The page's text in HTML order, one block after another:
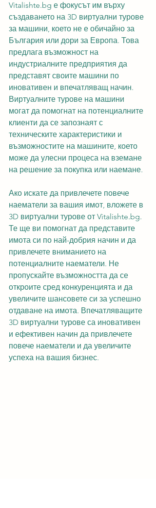
Vitalishte.bg е фокусът им върху
създаването на 3D виртуални турове
за машини, което не е обичайно за
България или дори за Европа. Това
предлага възможност на
индустриалните предприятия да
представят своите машини по
иновативен и впечатляващ начин.
Виртуалните турове на машини
могат да помогнат на потенциалните
клиенти да се запознаят с
техническите характеристики и
възможностите на машините, което
може да улесни процеса на вземане
на решение за покупка или наемане.
Ако искате да привлечете повече
наематели за вашия имот, вложете в
3D виртуални турове от Vitalishte.bg.
Те ще ви помогнат да представите
имота си по най-добрия начин и да
привлечете вниманието на
потенциалните наематели. Не
пропускайте възможността да се
откроите сред конкуренцията и да
увеличите шансовете си за успешно
отдаване на имота. Впечатляващите
3D виртуални турове са иновативен
и ефективен начин да привлечете
повече наематели и да увеличите
успеха на вашия бизнес.